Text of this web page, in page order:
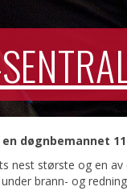
døgnbemannet
nest største og en
brann- og